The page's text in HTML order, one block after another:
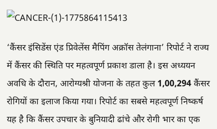
‘कैंसर इंसिडेंस एंड प्रिवेलेंस मैपिंग अक्रॉस तेलंगाना’ रिपोर्ट ने राज्य
में कैंसर की स्थिति पर महत्वपूर्ण प्रकाश डाला है। इस अध्ययन
अवधि के दौरान, आरोग्यश्री योजना के तहत कुल 1,00,294 कैंसर
रोगियों का इलाज किया गया। रिपोर्ट का सबसे महत्वपूर्ण निष्कर्ष
यह है कि कैंसर उपचार के बुनियादी ढांचे और रोगी भार का एक